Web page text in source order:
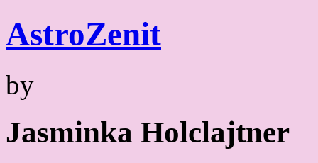
Skip
to
content
AstroZenit
by
Jasminka Holclajtner